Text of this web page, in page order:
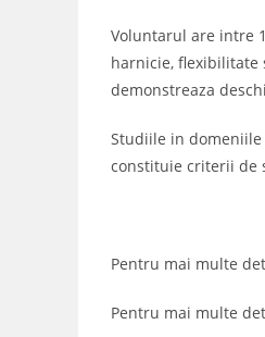
Voluntarul are intre
harnicie, flexibilitate
demonstreaza
Studiile in domeniile
constituie criterii de
Pentru mai multe
Pentru mai multe